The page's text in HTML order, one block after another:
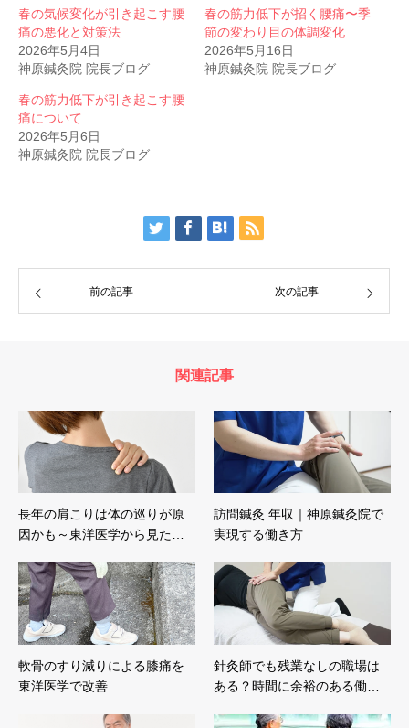
春の気候変化が引き起こす腰
痛の悪化と対策法
2026年5月4日
神原鍼灸院 院長ブログ
春の筋力低下が招く腰痛〜季
節の変わり目の体調変化
2026年5月16日
神原鍼灸院 院長ブログ
春の筋力低下が引き起こす腰
痛について
2026年5月6日
神原鍼灸院 院長ブログ
前の記事 次の記事
関連記事
長年の肩こりは体の巡りが原
因かも～東洋医学から見た…
訪問鍼灸 年収｜神原鍼灸院で
実現する働き方
軟骨のすり減りによる膝痛を
東洋医学で改善
針灸師でも残業なしの職場は
ある？時間に余裕のある働…